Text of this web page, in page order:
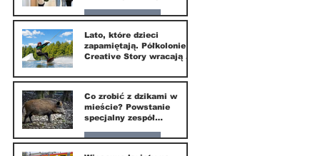
Nasze miasto
1 lip
Lato, które dzieci
zapamiętają. Półkolonie
Creative Story wracają do
20 kwi
Co zrobić z dzikami w
mieście? Powstanie
specjalny zespół
Nasze miasto